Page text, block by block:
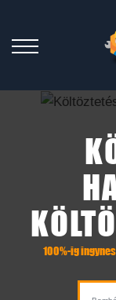
100%-ig